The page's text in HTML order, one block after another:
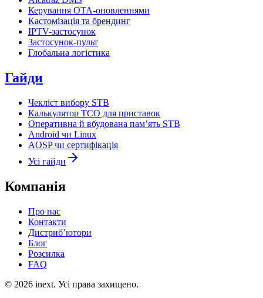
Керування OTA-оновленнями
Кастомізація та брендинг
IPTV-застосунок
Застосунок-пульт
Глобальна логістика
Гайди
Чекліст вибору STB
Калькулятор TCO для приставок
Оперативна й вбудована пам’ять STB
Android чи Linux
AOSP чи сертифікація
Усі гайди
Компанія
Про нас
Контакти
Дистриб’ютори
Блог
Розсилка
FAQ
© 2026 inext. Усі права захищено.